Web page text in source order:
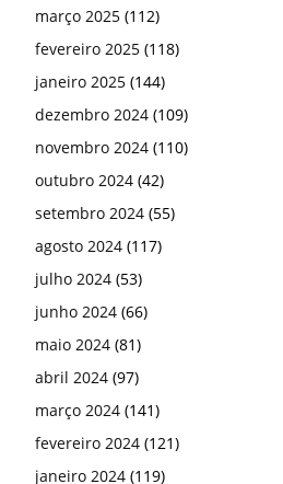
junho 2024(66)
maio 2024(81)
abril 2024(97)
março 2024(141)
fevereiro 2024(121)
janeiro 2024(119)
dezembro 2023 (110)
novembro 2023(135)
outubro 2023(145)
setembro 2023(104)
agosto 2023(131)
julho 2023 (143)
junho 2023(158)
maio 2023(172)
abril 2023(120)